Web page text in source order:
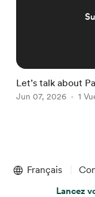
Let’s talk about
Jun 07, 2026 1
of
Français
Lancez